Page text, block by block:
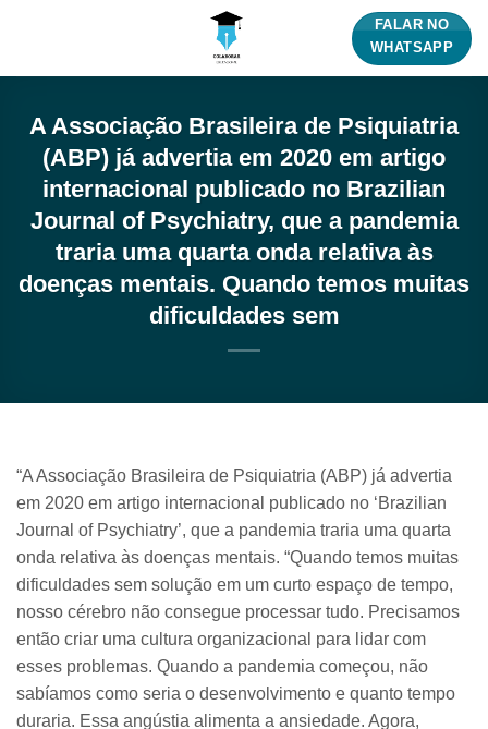
FALAR NO
WHATSAPP
A Associação Brasileira de Psiquiatria
(ABP) já advertia em 2020 em artigo
internacional publicado no Brazilian
Journal of Psychiatry, que a pandemia
traria uma quarta onda relativa às
doenças mentais. Quando temos muitas
dificuldades sem
“A Associação Brasileira de Psiquiatria (ABP) já advertia
em 2020 em artigo internacional publicado no ‘Brazilian
Journal of Psychiatry’, que a pandemia traria uma quarta
onda relativa às doenças mentais. “Quando temos muitas
dificuldades sem solução em um curto espaço de tempo,
nosso cérebro não consegue processar tudo. Precisamos
então criar uma cultura organizacional para lidar com
esses problemas. Quando a pandemia começou, não
sabíamos como seria o desenvolvimento e quanto tempo
duraria. Essa angústia alimenta a ansiedade. Agora,